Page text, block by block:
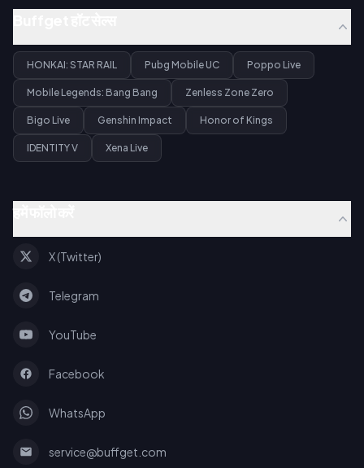
HONKAI: STAR RAIL Pubg Mobile UC Poppo Live
Mobile Legends: Bang Bang Zenless Zone Zero
Bigo Live Genshin Impact Honor of Kings
IDENTITY V Xena Live
X (Twitter)
Telegram
YouTube
Facebook
WhatsApp
service@buffget.com